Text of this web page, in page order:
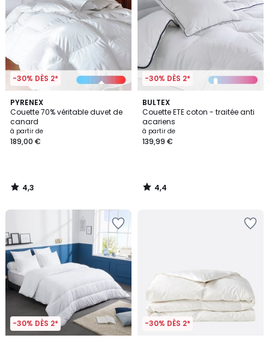
-30% DÈS 2*
PYRENEX
Couette 70% véritable duvet de
canard
à partir de
189,00 €
4,3
/ 5
4,3
/
-30% DÈS 2*
BULTEX
Couette ETE coton - traitée anti
acariens
à partir de
139,99 €
4,4
/ 5
4,4
/
-30% DÈS 2* -30% DÈS 2*